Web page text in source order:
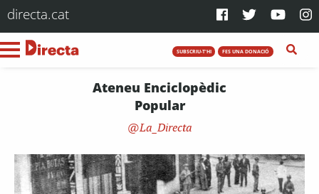
directa.cat
SUBSCRIU-T'HI FES UNA DONACIÓ
Ateneu Enciclopèdic
Popular
La_Directa